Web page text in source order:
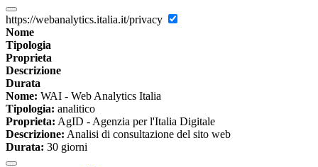
https://webanalytics.italia.it/privacy
Nome
Tipologia
Proprieta
Descrizione
Durata
Nome: WAI - Web Analytics Italia
Tipologia: analitico
Proprieta: AgID - Agenzia per l'Italia Digitale
Descrizione: Analisi di consultazione del sito web
Durata: 30 giorni